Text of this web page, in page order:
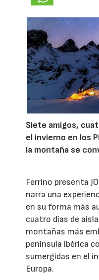
Siete amigos,
el invierno en los
la montaña se
Ferrino presenta
narra una
en su forma más
cuatro días de
montañas más
península ibérica
sumergidas en el
Europa.